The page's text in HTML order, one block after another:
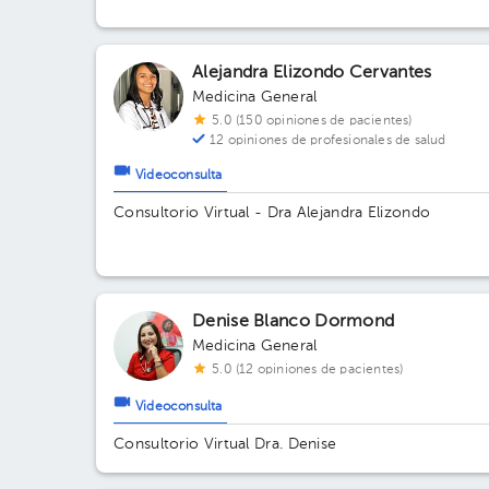
Alejandra Elizondo Cervantes
Medicina General
5.0 (150 opiniones de pacientes)
12 opiniones de profesionales de salud
Videoconsulta
Consultorio Virtual - Dra Alejandra Elizondo
Denise Blanco Dormond
Medicina General
5.0 (12 opiniones de pacientes)
Videoconsulta
Consultorio Virtual Dra. Denise